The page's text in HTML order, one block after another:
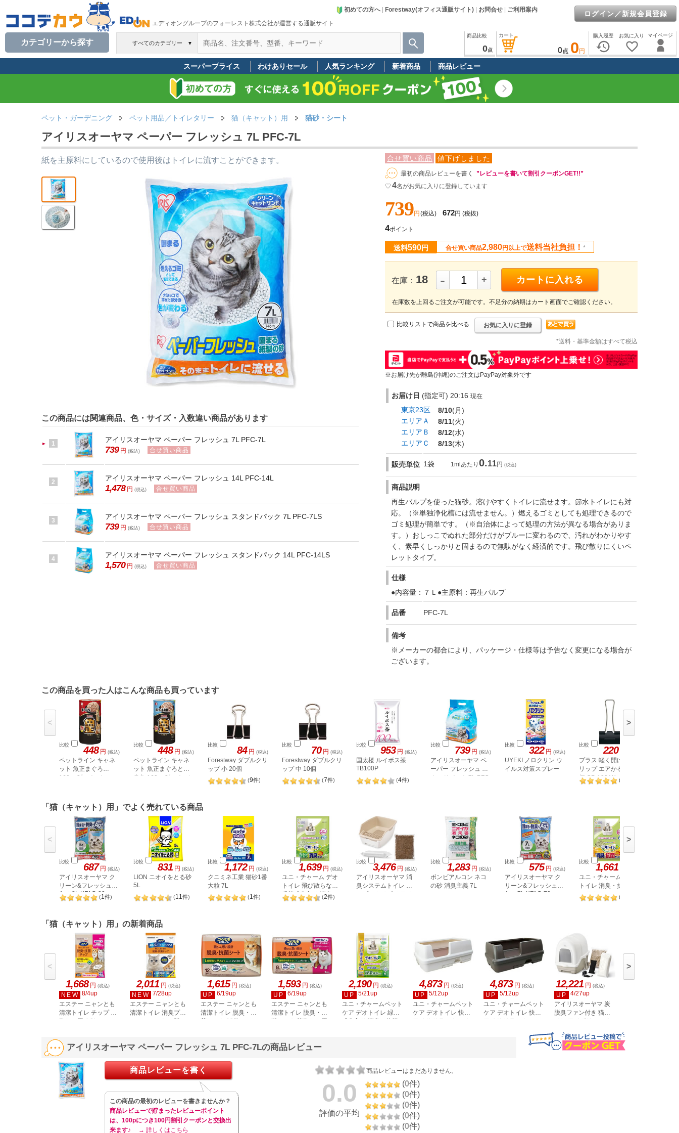
エディオングループのフォーレスト株式会社が運営する通販サイト
初めての方へ| Forestway(オフィス通販サイト) お問合せ ご利用案内 ログイン／新規会員登録
すべてのカテゴリー ▼
カテゴリーから探す
マイページ
お気に入り
favorite_border
購入履歴
history
カート
0点 0 円
商品比較
0点
スーパープライス わけありセール 人気ランキング 新着商品 商品レビュー
ペット・ガーデニング ペット用品／トイレタリー 猫（キャット）用 猫砂・シート
アイリスオーヤマ ペーパー フレッシュ 7L PFC-7L
合せ買い商品 値下げしました
最初の商品レビューを書く
”レビューを書いて割引クーポンGET!!”
♡ 4名がお気に入りに登録しています
739円 (税込) 672円 (税抜)
4ポイント
送料590円 合せ買い商品2,980円以上で送料当社負担！ *
在庫： 18 - + カートに入れる
在庫数を上回るご注文が可能です。不足分の納期はカート画面でご確認ください。
比較リストで商品を比べる お気に入りに登録
*送料・基準金額はすべて税込
※お届け先が離島(沖縄)のご注文はPayPay対象外です
お届け日 (指定可) 20:16 現在
東京23区 8/10(月)
エリアＡ
8/11(火)
エリアＢ
8/12(水)
エリアＣ
8/13(木)
販売単位 1袋 1mlあたり 0.11円 (税込)
商品説明
再生パルプを使った猫砂。溶けやすくトイレに流せます。節水トイレにも対
応。（※単独浄化槽には流せません。）燃えるゴミとしても処理できるので
ゴミ処理が簡単です。（※自治体によって処理の方法が異なる場合がありま
す。）おしっこでぬれた部分だけがブルーに変わるので、汚れがわかりやす
く、素早くしっかりと固まるので無駄がなく経済的です。飛び散りにくいペ
レットタイプ。
仕様
●内容量：７Ｌ●主原料：再生パルプ
品番 PFC-7L
備考
※メーカーの都合により、パッケージ・仕様等は予告なく変更になる場合が
ございます。
紙を主原料にしているので使用後はトイレに流すことができます。
この商品には関連商品、色・サイズ・入数違い商品があります
1 アイリスオーヤマ ペーパー フレッシュ 7L PFC-7L
739 円 (税込) 合せ買い商品
2 アイリスオーヤマ ペーパー フレッシュ 14L PFC-14L
1,478 円 (税込) 合せ買い商品
3 アイリスオーヤマ ペーパー フレッシュ スタンドパック 7L PFC-7LS
739 円 (税込) 合せ買い商品
4 アイリスオーヤマ ペーパー フレッシュ スタンドパック 14L PFC-14LS
1,570 円 (税込) 合せ買い商品
この商品を買った人はこんな商品も買っています
比較 448 円 (税込)
ペットライン キャネ
ット 魚正まぐろ
160g×3缶パック
比較 448 円 (税込)
ペットライン キャネ
ット 魚正まぐろと白
身魚 160g×3缶パック
比較 84 円 (税込)
Forestway ダブルクリ
ップ 小 20個
(9件)
比較 70 円 (税込)
Forestway ダブルクリ
ップ 中 10個
(7件)
比較 953 円 (税込)
国太楼 ルイボス茶
TB100P
(4件)
比較 739 円 (税込)
アイリスオーヤマ ペ
ーパー フレッシュ ス
タンドパック 7L PFC-
比較 322 円 (税込)
UYEKI ノロクリン ウ
イルス対策スプレー
比較 220
プラス 軽く開けるク
リップ エアかる 中 10
個 CP-102AK (
< >
「猫（キャット）用」でよく売れている商品
比較 687 円 (税込)
アイリスオーヤマ ク
リーン&フレッシュ
Ag+ 8L KFAG-80
(1件)
比較 831 円 (税込)
LION ニオイをとる砂
5L
(11件)
比較 1,172 円 (税込)
クニミネ工業 猫砂1番
大粒 7L
(1件)
比較 1,639 円 (税込)
ユニ・チャーム デオ
トイレ 飛び散らない
緑茶成分入り 消臭・
抗菌サンド 紙タイプ
(2件)
比較 3,476 円 (税込)
アイリスオーヤマ 消
臭システムトイレ オ
ープンタイプ ホワイ
比較 1,283 円 (税込)
ボンビアルコン ネコ
の砂 消臭主義 7L
比較 575 円 (税込)
アイリスオーヤマ ク
リーン&フレッシュ
Ag+ 7L KFAG-70
比較 1,661
ユニ・チャーム デオ
トイレ 消臭・抗菌サ
ンド 4L
(
< >
「猫（キャット）用」の新着商品
1,668 円 (税込)
NEW 8/4up
エステー ニャンとも
清潔トイレ チップ 複
数ねこ用 4.0L
2,011 円 (税込)
NEW 7/28up
エステー ニャンとも
清潔トイレ 消臭プロ
フェッショナル 脱
1,615 円 (税込)
UP
6/19up
エステー ニャンとも
清潔トイレ 脱臭・抗
菌シート 12枚
1,593 円 (税込)
UP
6/19up
エステー ニャンとも
清潔トイレ 脱臭・抗
菌シート 複数ねこ用
2,190 円 (税込)
UP
5/21up
ユニ・チャームペット
ケア デオトイレ 緑茶
成分入り 消臭・抗菌
4,873 円 (税込)
UP
5/12up
ユニ・チャームペット
ケア デオトイレ 快適
ワイド リラックス ナ
4,873 円 (税込)
UP
5/12up
ユニ・チャームペット
ケア デオトイレ 快適
ワイド リラックス モ
12,221 円 (税込)
UP
4/27up
アイリスオーヤマ 炭
脱臭ファン付き 猫ト
イレ アイボリー／ベ
< >
アイリスオーヤマ ペーパー フレッシュ 7L PFC-7Lの商品レビュー
商品レビューはまだありません。
0.0
評価の平均
(0件)
(0件)
(0件)
(0件)
(0件)
商品レビューを書く
この商品の最初のレビューを書きませんか？
商品レビューで貯まったレビューポイント
は、100pにつき100円割引クーポンと交換出
来ます♪
→ 詳しくはこちら